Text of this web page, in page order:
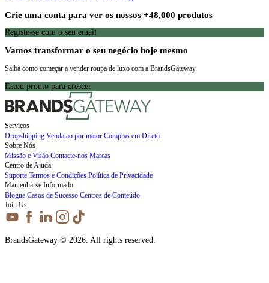
Crie uma conta para ver os nossos +48,000 produtos
Registe-se com o seu email
Vamos transformar o seu negócio hoje mesmo
Saiba como começar a vender roupa de luxo com a BrandsGateway
Estou pronto para crescer
Serviços
Dropshipping Venda ao por maior Compras em Direto
Sobre Nós
Missão e Visão Contacte-nos Marcas
Centro de Ajuda
Suporte Termos e Condições Política de Privacidade
Mantenha-se Informado
Blogue Casos de Sucesso Centros de Conteúdo
Join Us
BrandsGateway © 2026. All rights reserved.